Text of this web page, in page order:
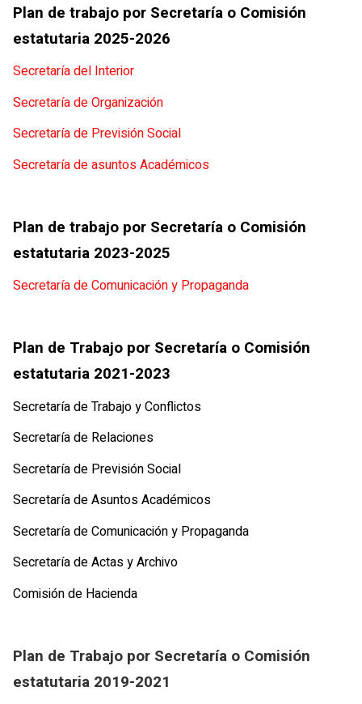
Plan de trabajo por Secretaría o Comisión
estatutaria 2025-2026
Secretaría del Interior
Secretaría de Organización
Secretaría de Previsión Social
Secretaría de asuntos Académicos
Plan de trabajo por Secretaría o Comisión
estatutaria 2023-2025
Secretaría de Comunicación y Propaganda
Plan de Trabajo por Secretaría o Comisión
estatutaria 2021-2023
Secretaría de Trabajo y Conflictos
Secretaría de Relaciones
Secretaría de Previsión Social
Secretaría de Asuntos Académicos
Secretaría de Comunicación y Propaganda
Secretaría de Actas y Archivo
Comisión de Hacienda
Plan de Trabajo por Secretaría o Comisión
estatutaria 2019-2021